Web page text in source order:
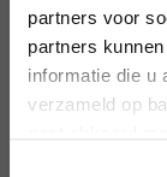
partners voor
partners
informatie die u
verzameld op